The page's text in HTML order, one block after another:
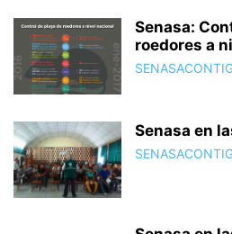
Senasa:
roedores a
Senasa en